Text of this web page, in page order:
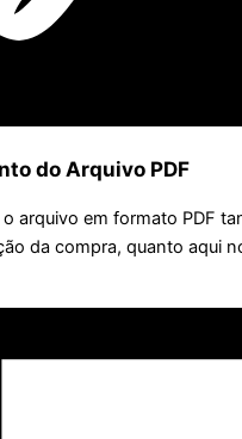
do Arquivo PDF
o arquivo em formato PDF
da compra, quanto aqui